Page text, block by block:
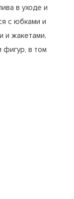
в уходе и
с юбками и
и жакетами.
фигур, в том